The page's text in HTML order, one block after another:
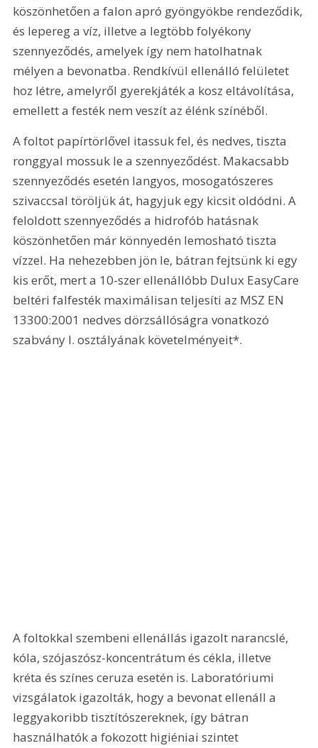
köszönhetően a falon apró gyöngyökbe rendeződik,
és lepereg a víz, illetve a legtöbb folyékony
szennyeződés, amelyek így nem hatolhatnak
mélyen a bevonatba. Rendkívül ellenálló felületet
hoz létre, amelyről gyerekjáték a kosz eltávolítása,
emellett a festék nem veszít az élénk színéből.
A foltot papírtörlővel itassuk fel, és nedves, tiszta
ronggyal mossuk le a szennyeződést. Makacsabb
szennyeződés esetén langyos, mosogatószeres
szivaccsal töröljük át, hagyjuk egy kicsit oldódni. A
feloldott szennyeződés a hidrofób hatásnak
köszönhetően már könnyedén lemosható tiszta
vízzel. Ha nehezebben jön le, bátran fejtsünk ki egy
kis erőt, mert a 10-szer ellenállóbb Dulux EasyCare
beltéri falfesték maximálisan teljesíti az MSZ EN
13300:2001 nedves dörzsállóságra vonatkozó
szabvány I. osztályának követelményeit*.
A foltokkal szembeni ellenállás igazolt narancslé,
kóla, szójaszósz-koncentrátum és cékla, illetve
kréta és színes ceruza esetén is. Laboratóriumi
vizsgálatok igazolták, hogy a bevonat ellenáll a
leggyakoribb tisztítószereknek, így bátran
használhatók a fokozott higiéniai szintet